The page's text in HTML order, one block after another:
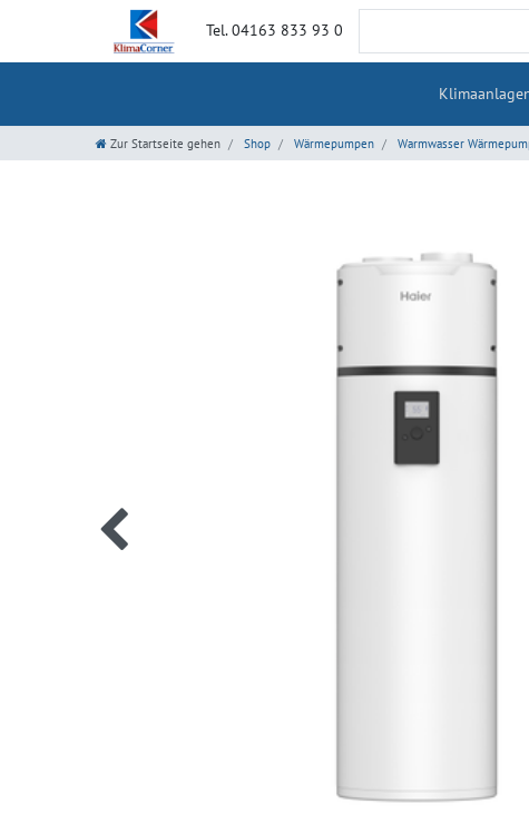
Tel. 04163 833 93 0
Zur Startseite gehen Shop Wärmepumpen Warmwasser